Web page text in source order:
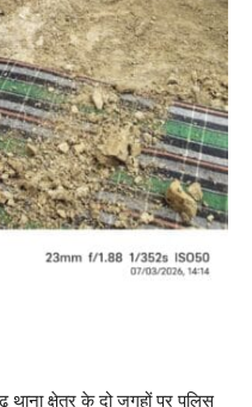
क्षेत्र के दो जगहों पर पुलिस